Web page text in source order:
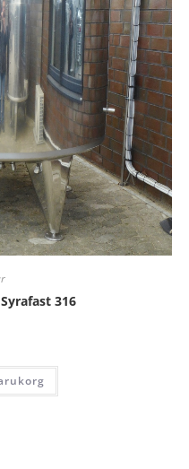
316